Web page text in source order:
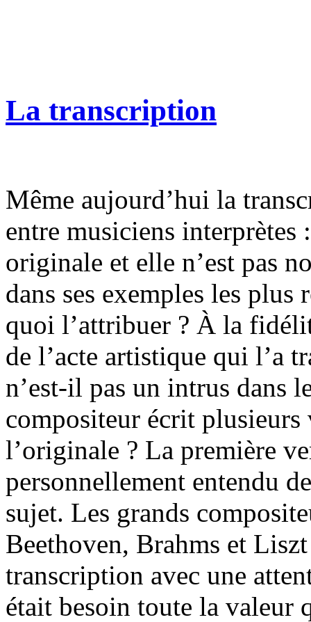
La transcription
Même aujourd’hui la
entre musiciens interprètes
originale et elle n’est pas
dans ses exemples les plus
quoi l’attribuer ? À la
de l’acte artistique qui l’a
n’est-il pas un intrus dans
compositeur écrit
l’originale ? La première
personnellement entendu
sujet. Les grands
Beethoven, Brahms et
transcription avec une
était besoin toute la valeur